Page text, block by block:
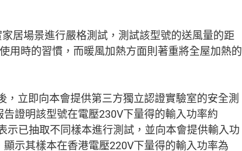
居場景進行嚴格測試，測試該型號的送風量的距
用時的習慣，而暖風加熱方面則著重將全屋加熱的
，立即向本會提供第三方獨立認證實驗室的安全測
證明該型號在電壓230V下量得的輸入功率約
示已抽取不同樣本進行測試，並向本會提供輸入功
示其樣本在香港電壓220V下量得的輸入功率為